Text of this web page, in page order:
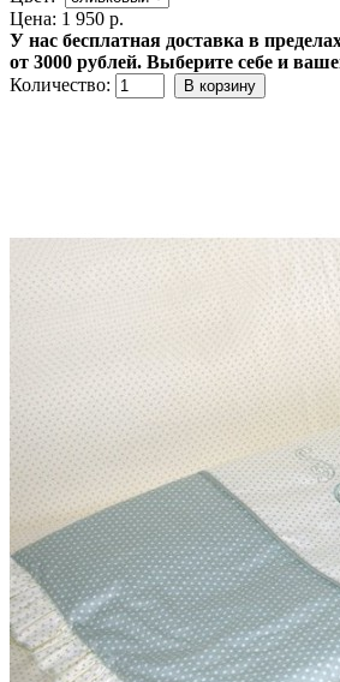
Цена: 1 950 р.
У нас бесплатная доставка в
от 3000 рублей. Выберите себе и
Количество: